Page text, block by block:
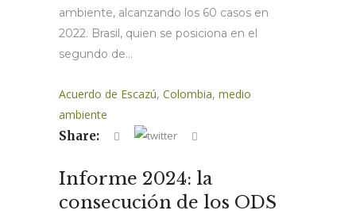
ambiente, alcanzando los 60 casos en
2022. Brasil, quien se posiciona en el
segundo de...
Acuerdo de Escazú, Colombia, medio
ambiente
Share:
Informe 2024: la
consecución de los ODS